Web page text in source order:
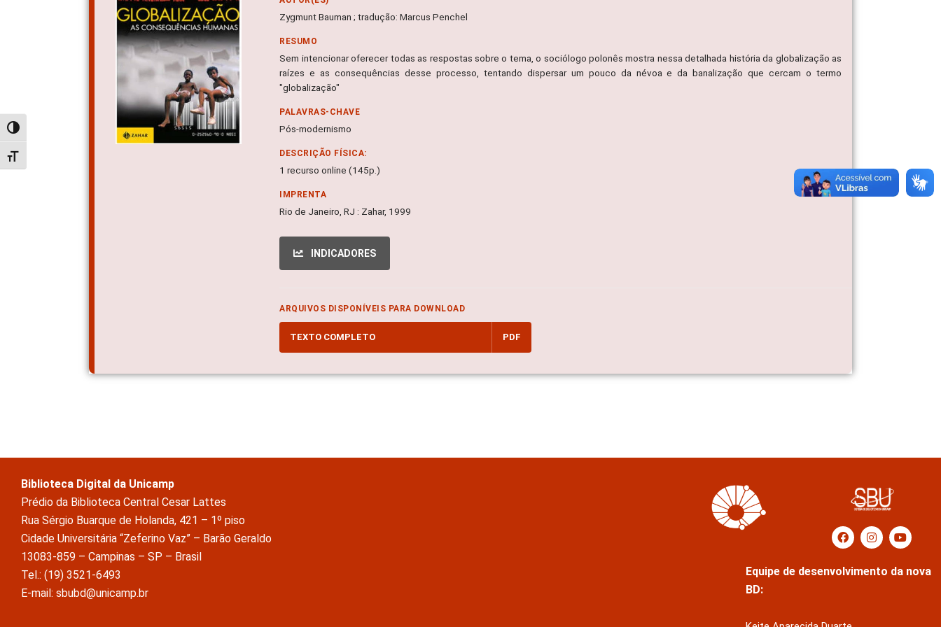
Alternar alto contraste
Alternar tamanho da fonte
Zygmunt Bauman ; tradução: Marcus Penchel
RESUMO
Sem intencionar oferecer todas as respostas sobre o tema, o sociólogo polonês mostra nessa detalhada história da globalização as
raízes e as consequências desse processo, tentando dispersar um pouco da névoa e da banalização que cercam o termo
"globalização"
PALAVRAS-CHAVE
Pós-modernismo
DESCRIÇÃO FÍSICA:
1 recurso online (145p.)
IMPRENTA
Rio de Janeiro, RJ : Zahar, 1999
INDICADORES
ARQUIVOS DISPONÍVEIS PARA DOWNLOAD
TEXTO COMPLETO PDF
Biblioteca Digital da Unicamp
Prédio da Biblioteca Central Cesar Lattes
Rua Sérgio Buarque de Holanda, 421 – 1º piso
Cidade Universitária “Zeferino Vaz” – Barão Geraldo
13083-859 – Campinas – SP – Brasil
Tel.: (19) 3521-6493
E-mail: sbubd@unicamp.br
Equipe de desenvolvimento da nova
BD: